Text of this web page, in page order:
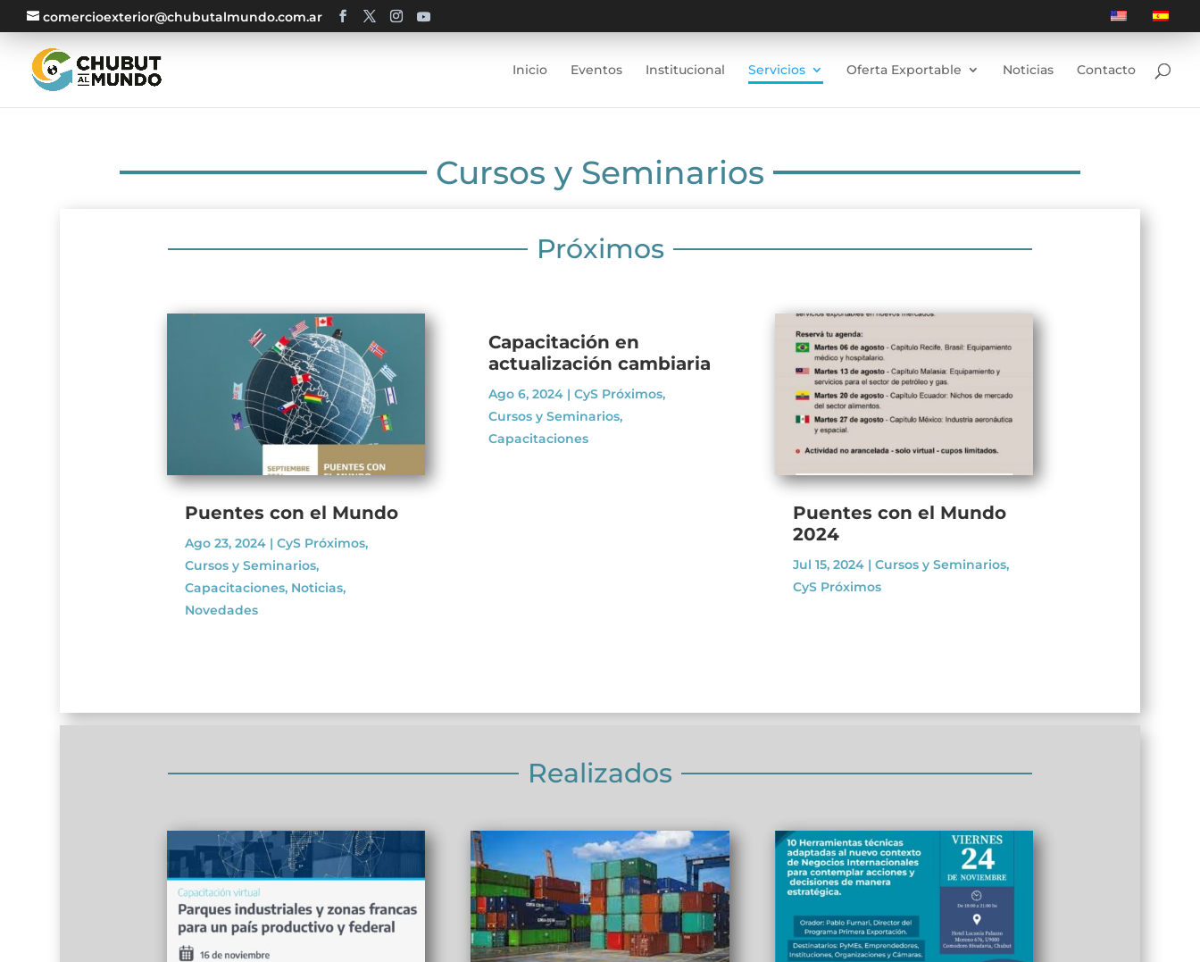
comercioexterior@chubutalmundo.com.ar
Inicio Eventos Institucional Servicios Oferta Exportable Noticias Contacto
Cursos y Seminarios
Próximos
Puentes con el Mundo
Ago 23, 2024 |CyS Próximos,
Cursos y Seminarios,
Capacitaciones, Noticias,
Novedades
Capacitación en
actualización cambiaria
Ago 6, 2024 |CyS Próximos,
Cursos y Seminarios,
Capacitaciones
Puentes con el Mundo
2024
Jul 15, 2024| Cursos y Seminarios,
CyS Próximos
Realizados